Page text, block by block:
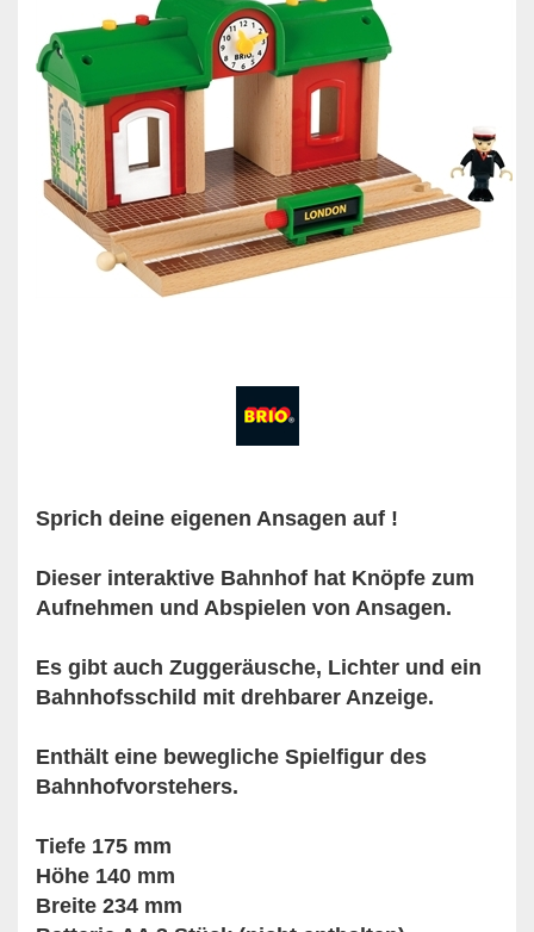
Sprich deine eigenen Ansagen auf !
Dieser interaktive Bahnhof hat Knöpfe zum
Aufnehmen und Abspielen von Ansagen.
Es gibt auch Zuggeräusche, Lichter und ein
Bahnhofsschild mit drehbarer Anzeige.
Enthält eine bewegliche Spielfigur des
Bahnhofvorstehers.
Tiefe 175 mm
Höhe 140 mm
Breite 234 mm